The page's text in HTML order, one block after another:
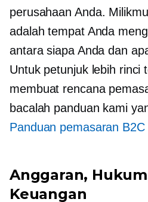
perusahaan Anda. Milikmu
adalah tempat Anda
antara siapa Anda dan
Untuk petunjuk lebih rinci
membuat rencana
bacalah panduan kami
Panduan pemasaran B2C
Anggaran,
Keuangan